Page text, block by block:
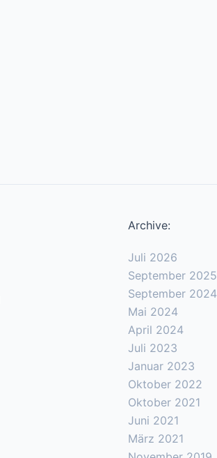
Archive:
Juli 2026
September 2025
September 2024
Mai 2024
April 2024
Juli 2023
Januar 2023
Oktober 2022
Oktober 2021
Juni 2021
März 2021